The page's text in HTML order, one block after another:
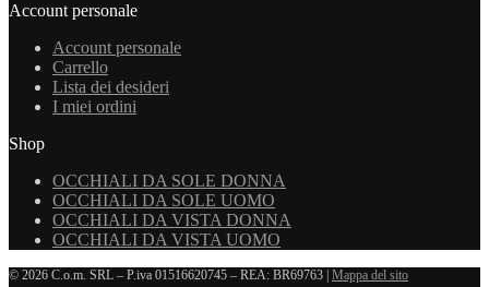
Account personale
Account personale
Carrello
Lista dei desideri
I miei ordini
Shop
OCCHIALI DA SOLE DONNA
OCCHIALI DA SOLE UOMO
OCCHIALI DA VISTA DONNA
OCCHIALI DA VISTA UOMO
© 2026 C.o.m. SRL – P.iva 01516620745 – REA: BR69763 | Mappa del sito